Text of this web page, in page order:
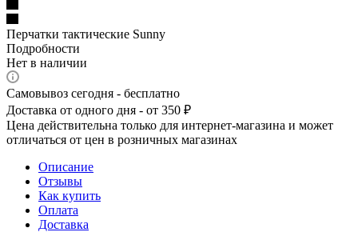
Перчатки тактические Sunny
Подробности
Нет в наличии
Самовывоз сегодня - бесплатно
Доставка от одного дня - от 350 ₽
Цена действительна только для интернет-магазина и может
отличаться от цен в розничных магазинах
Описание
Отзывы
Как купить
Оплата
Доставка